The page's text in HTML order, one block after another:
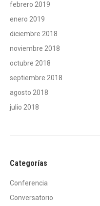
febrero 2019
enero 2019
diciembre 2018
noviembre 2018
octubre 2018
septiembre 2018
agosto 2018
julio 2018
Categorías
Conferencia
Conversatorio